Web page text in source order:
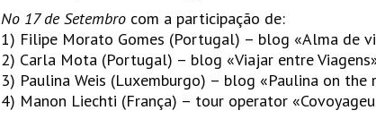
No 17 de Setembro com a participação de:
1) Filipe Morato Gomes (Portugal) – blog «Alma de
2) Carla Mota (Portugal) – blog «Viajar entre
3) Paulina Weis (Luxemburgo) – blog «Paulina on the
4) Manon Liechti (França) – tour operator